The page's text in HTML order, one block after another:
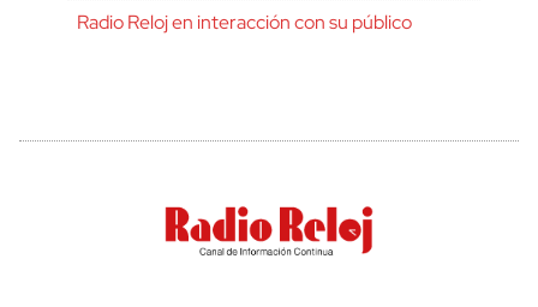
Radio Reloj en interacción con su público